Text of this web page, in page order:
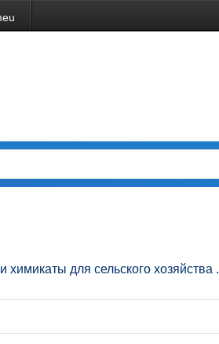
для сельского хозяйства .